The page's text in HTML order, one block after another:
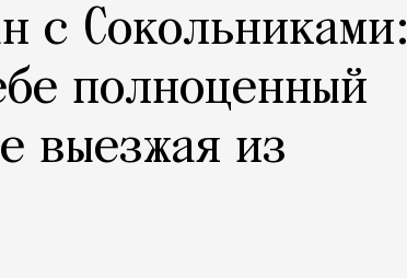
с Сокольниками:
полноценный
выезжая из